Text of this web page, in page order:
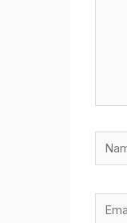
Name*
Email*